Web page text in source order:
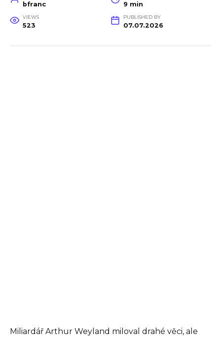
bfranc 9 min
VIEWS
523
PUBLISHED BY
07.07.2026
Miliardář Arthur Weyland miloval drahé věci, ale